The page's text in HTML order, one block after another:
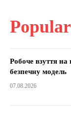
Popular
Робоче взуття
безпечну модель
07.08.2026